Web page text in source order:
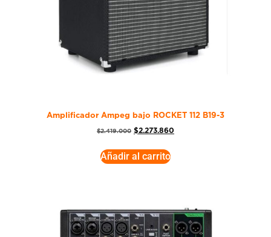
Amplificador Ampeg bajo ROCKET 112 B19-3
$2.419.000 $2.273.860
Añadir al carrito